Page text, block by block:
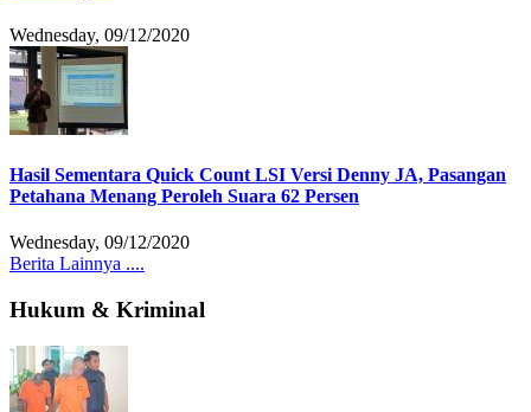
Wednesday, 09/12/2020
Hasil Sementara Quick Count LSI Versi Denny JA, Pasangan
Petahana Menang Peroleh Suara 62 Persen
Wednesday, 09/12/2020
Berita Lainnya ....
Hukum & Kriminal